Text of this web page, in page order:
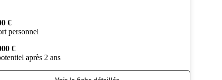
€
personnel
€
après 2 ans